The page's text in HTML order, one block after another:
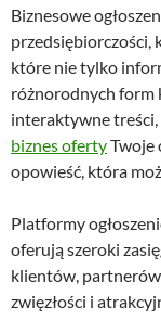
Biznesowe
przedsiębiorczości,
które nie tylko
różnorodnych form
interaktywne
biznes ofertyTwoje
opowieść, która
Platformy
oferują szeroki
klientów,
zwięzłości i